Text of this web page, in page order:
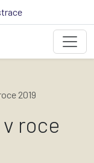
2019
v roce